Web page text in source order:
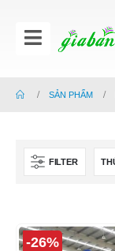
SẢN PHẨM
FILTER
-26%